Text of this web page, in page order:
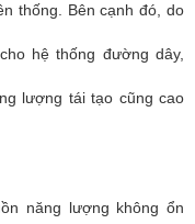
thống. Bên cạnh đó, do
hệ thống đường dây,
lượng tái tạo cũng cao
năng lượng không ổn